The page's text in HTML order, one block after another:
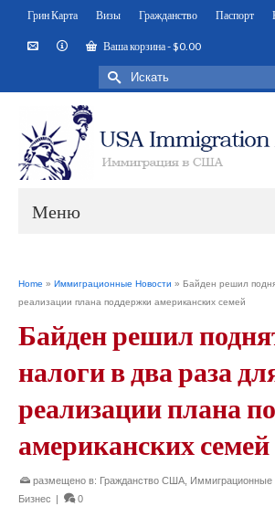
Грин Карта Визы Гражданство Паспорт
Ваша корзина-$0.00
Искать:
Меню
Home » Иммиграционные Новости » Байден решил
реализации плана поддержки американских семей
Байден решил
налоги в два раза
реализации плана
американских семей
размещено в: Гражданство США Иммиграционные
Бизнес | 0